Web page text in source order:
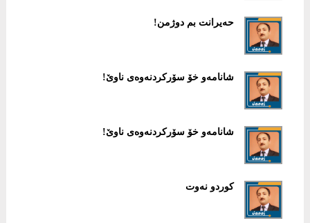
حەیرانت بم دوژمن!
شانامەو خۆ سۆركردنەوەی ناوێ!
شانامەو خۆ سۆركردنەوەی ناوێ!
كوردو نەوت